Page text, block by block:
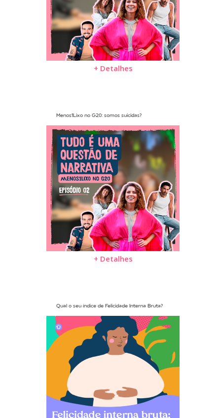
+ Detalhes
Menos1Lixo no G20: somos suicidas?
+ Detalhes
Qual o seu índice de Felicidade Interna Bruta?